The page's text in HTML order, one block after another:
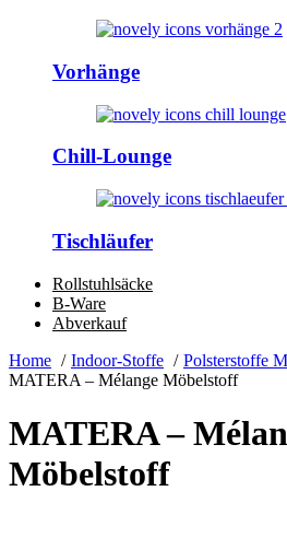
Vorhänge
Chill-Lounge
Tischläufer
Rollstuhlsäcke
B-Ware
Abverkauf
Home
Indoor-Stoffe
Polsterstoffe
MATERA – Mélange Möbelstoff
MATERA –
Möbelstoff